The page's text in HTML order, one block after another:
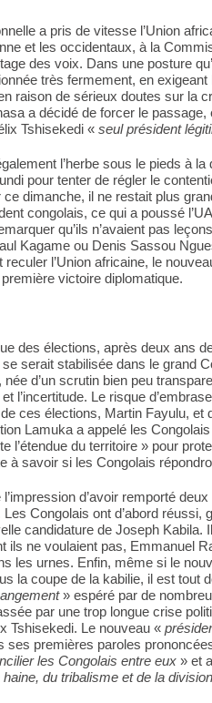
a pris de vitesse l’Union
et les occidentaux, à la
des voix. Dans une posture
très fermement, en
raison de sérieux doutes sur la
a décidé de forcer le passage,
Tshisekedi « seul président
l’herbe sous le pieds à la
pour tenter de régler le
ce dimanche, il ne restait plus
congolais, ce qui a poussé
qu’ils n’avaient pas
Kagame ou Denis Sassou
reculer l’Union africaine, le
victoire diplomatique.
des élections, après deux ans
serait stabilisée dans le grand
d’un scrutin bien peu
l’incertitude. Le risque
ces élections, Martin Fayulu, et
Lamuka a appelé les
l’étendue du territoire » pour
à savoir si les Congolais
d’avoir remporté
Congolais ont d’abord réussi,
candidature de Joseph Kabila.
ils ne voulaient pas, Emmanuel
les urnes. Enfin, même si le
la coupe de la kabilie, il est tout
» espéré par de
par une trop longue crise
Tshisekedi. Le nouveau «
ses premières paroles
les Congolais entre eux » et
du tribalisme et de la